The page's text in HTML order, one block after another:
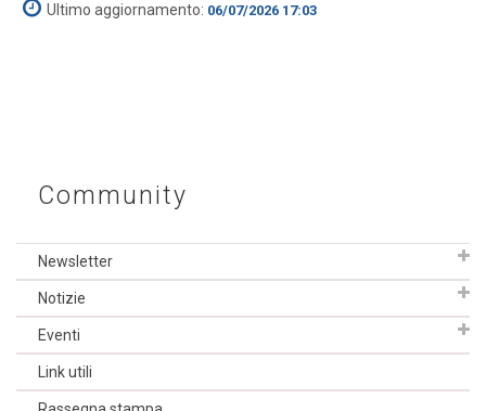
Ultimo aggiornamento: 06/07/2026 17:03
Community
Newsletter
Notizie
Eventi
Link utili